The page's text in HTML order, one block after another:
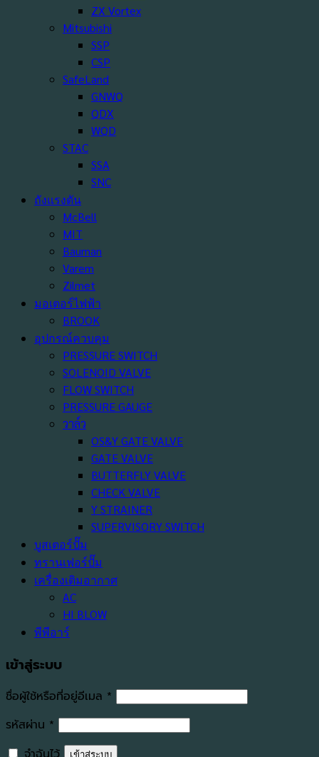
ZX Vortex
Mitsubishi
SSP
CSP
SafeLand
GNWQ
QDX
WQD
STAC
SSA
SNC
ถังแรงดัน
McBell
MIT
Bauman
Varem
Zilmet
มอเตอร์ไฟฟ้า
BROOK
อุปกรณ์ควบคุม
PRESSURE SWITCH
SOLENOID VALVE
FLOW SWITCH
PRESSURE GAUGE
วาล์ว
OS&Y GATE VALVE
GATE VALVE
BUTTERFLY VALVE
CHECK VALVE
Y STRAINER
SUPERVISORY SWITCH
บูสเตอร์ปั๊ม
ทรานเฟอร์ปั๊ม
เครื่องเติมอากาศ
AC
HI BLOW
พีพีอาร์
เข้าสู่ระบบ
ชื่อผู้ใช้หรือที่อยู่อีเมล * ต้องการ
รหัสผ่าน * ต้องการ
เข้าสู่ระบบ